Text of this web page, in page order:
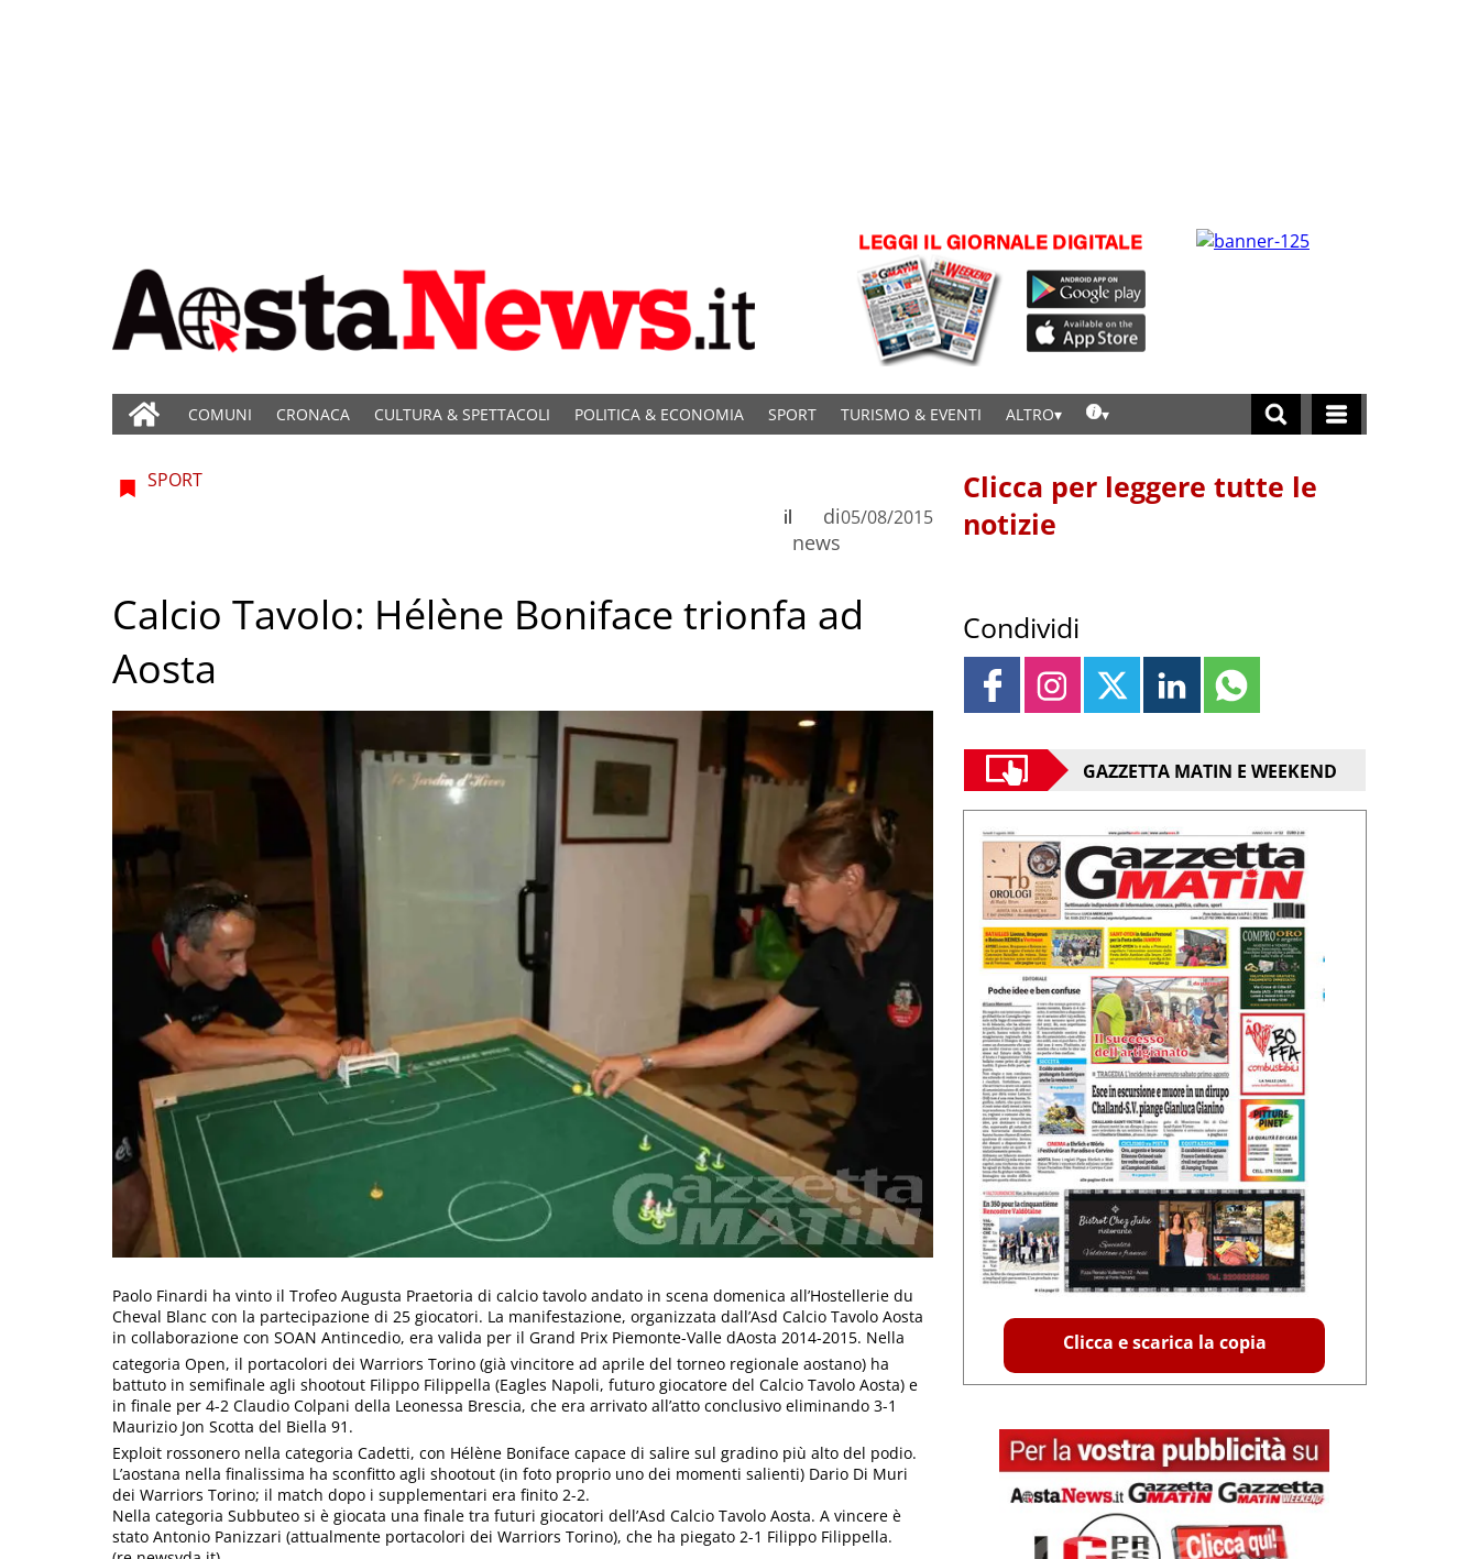
COMUNI CRONACA CULTURA & SPETTACOLI POLITICA & ECONOMIA SPORT TURISMO & EVENTI ALTRO
SPORT
di
news
il 05/08/2015
Calcio Tavolo: Hélène Boniface trionfa ad
Aosta
Paolo Finardi ha vinto il Trofeo Augusta Praetoria di calcio tavolo andato in scena domenica all’Hostellerie du
Cheval Blanc con la partecipazione di 25 giocatori. La manifestazione, organizzata dall’Asd Calcio Tavolo Aosta
in collaborazione con SOAN Antincedio, era valida per il Grand Prix Piemonte-Valle dAosta 2014-2015. Nella
categoria Open, il portacolori dei Warriors Torino (già vincitore ad aprile del torneo regionale aostano) ha
battuto in semifinale agli shootout Filippo Filippella (Eagles Napoli, futuro giocatore del Calcio Tavolo Aosta) e
in finale per 4-2 Claudio Colpani della Leonessa Brescia, che era arrivato all’atto conclusivo eliminando 3-1
Maurizio Jon Scotta del Biella 91.
Exploit rossonero nella categoria Cadetti, con Hélène Boniface capace di salire sul gradino più alto del podio.
L’aostana nella finalissima ha sconfitto agli shootout (in foto proprio uno dei momenti salienti) Dario Di Muri
dei Warriors Torino; il match dopo i supplementari era finito 2-2.
Nella categoria Subbuteo si è giocata una finale tra futuri giocatori dell’Asd Calcio Tavolo Aosta. A vincere è
stato Antonio Panizzari (attualmente portacolori dei Warriors Torino), che ha piegato 2-1 Filippo Filippella.
Clicca per leggere tutte le
notizie
Condividi
GAZZETTA MATIN E WEEKEND
Clicca e scarica la copia